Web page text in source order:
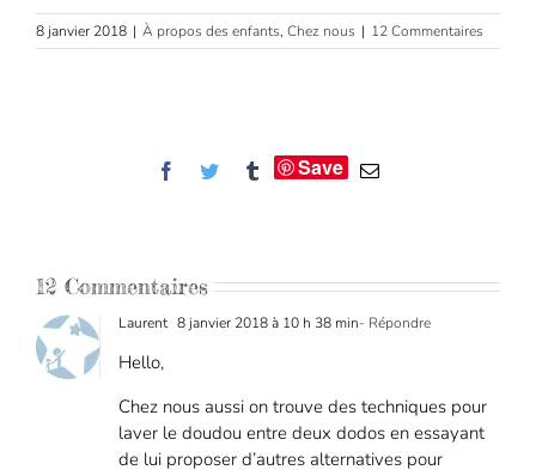
8 janvier 2018 | À propos des enfants, Chez nous | 12 Commentaires
Facebook
Twitter TumblrSave Email
12 Commentaires
Laurent 8 janvier 2018 à 10 h 38 min- Répondre
Hello,
Chez nous aussi on trouve des techniques pour
laver le doudou entre deux dodos en essayant
de lui proposer d’autres alternatives pour